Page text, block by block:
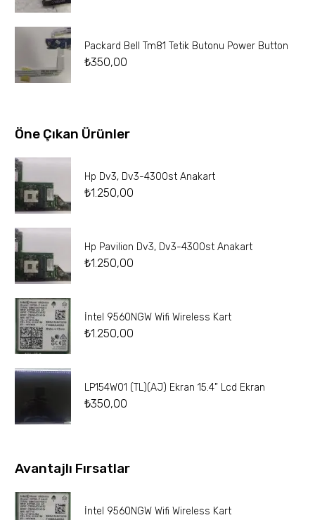
Packard Bell Tm81 Tetik Butonu Power Button
₺350,00
Öne Çıkan Ürünler
Hp Dv3, Dv3-4300st Anakart
₺1.250,00
Hp Pavilion Dv3, Dv3-4300st Anakart
₺1.250,00
İntel 9560NGW Wifi Wireless Kart
₺1.250,00
LP154W01 (TL)(AJ) Ekran 15.4” Lcd Ekran
₺350,00
Avantajlı Fırsatlar
İntel 9560NGW Wifi Wireless Kart